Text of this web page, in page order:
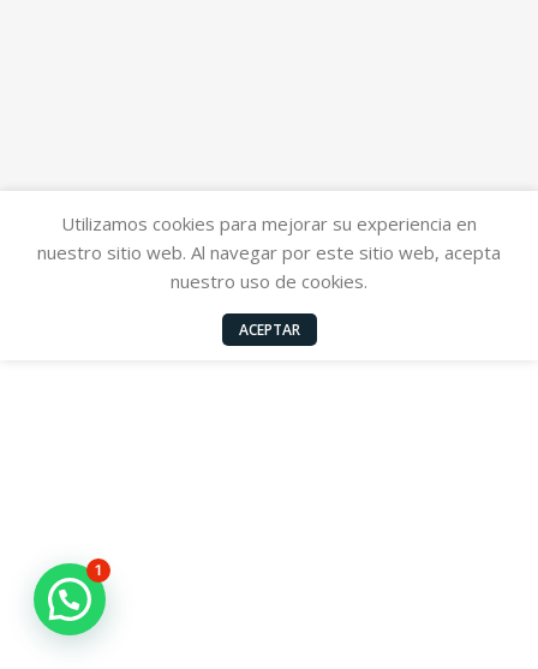
Utilizamos cookies para mejorar su experiencia en
nuestro sitio web. Al navegar por este sitio web, acepta
nuestro uso de cookies.
ACEPTAR
1